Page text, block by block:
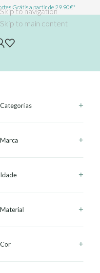
Skip to navigation
Skip to main content
Grátis a partir de 29.90€*
Categorias
Marca
Idade
Material
Cor